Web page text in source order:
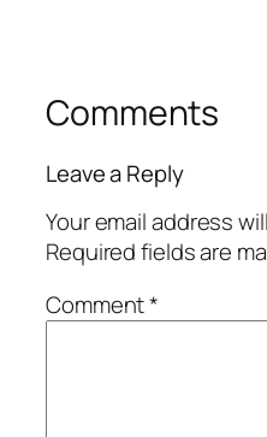
Comments
Leave a Reply
Your email address
Required fields are
Comment*